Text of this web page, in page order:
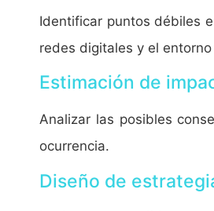
Identificar puntos débiles
redes digitales y el
Estimación de
Analizar las posibles
ocurrencia.
Diseño de